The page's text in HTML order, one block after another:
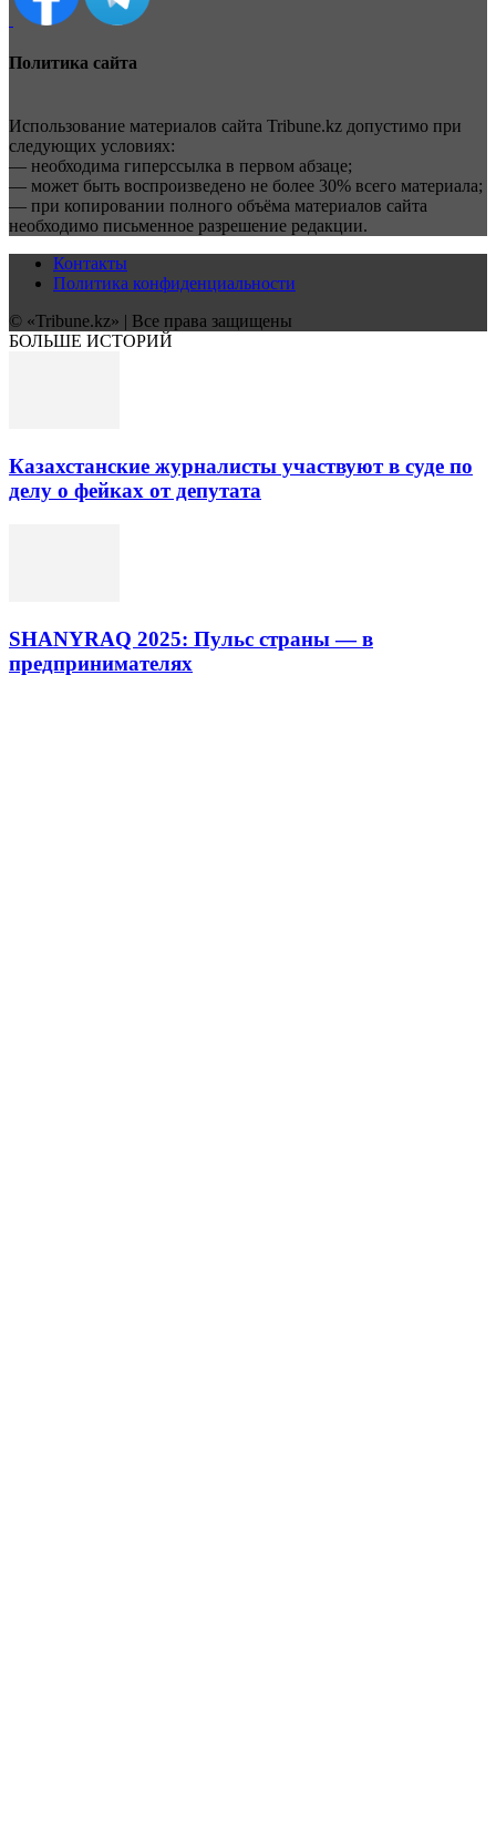
Политика сайта
Использование материалов сайта Tribune.kz допустимо при
следующих условиях:
— необходима гиперссылка в первом абзаце;
— может быть воспроизведено не более 30% всего материала;
— при копировании полного объёма материалов сайта
необходимо письменное разрешение редакции.
Контакты
Политика конфиденциальности
© «Tribune.kz» | Все права защищены
БОЛЬШЕ ИСТОРИЙ
Казахстанские журналисты участвуют в суде по
делу о фейках от депутата
SHANYRAQ 2025: Пульс страны — в
предпринимателях